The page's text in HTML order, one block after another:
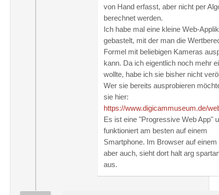
von Hand erfasst, aber nicht per
berechnet werden.
Ich habe mal eine kleine Web-
gebastelt, mit der man die
Formel mit beliebigen Kameras
kann. Da ich eigentlich noch mehr
wollte, habe ich sie bisher nicht
Wer sie bereits ausprobieren
sie hier:
https://www.digicammuseum.de/
Es ist eine "Progressive Web App"
funktioniert am besten auf einem
Smartphone. Im Browser auf
aber auch, sieht dort halt arg
aus.